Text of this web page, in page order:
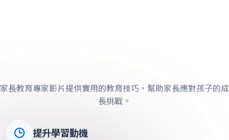
影片探討如何引導孩子建立正向思維，提升生活質量。
提升學習動機